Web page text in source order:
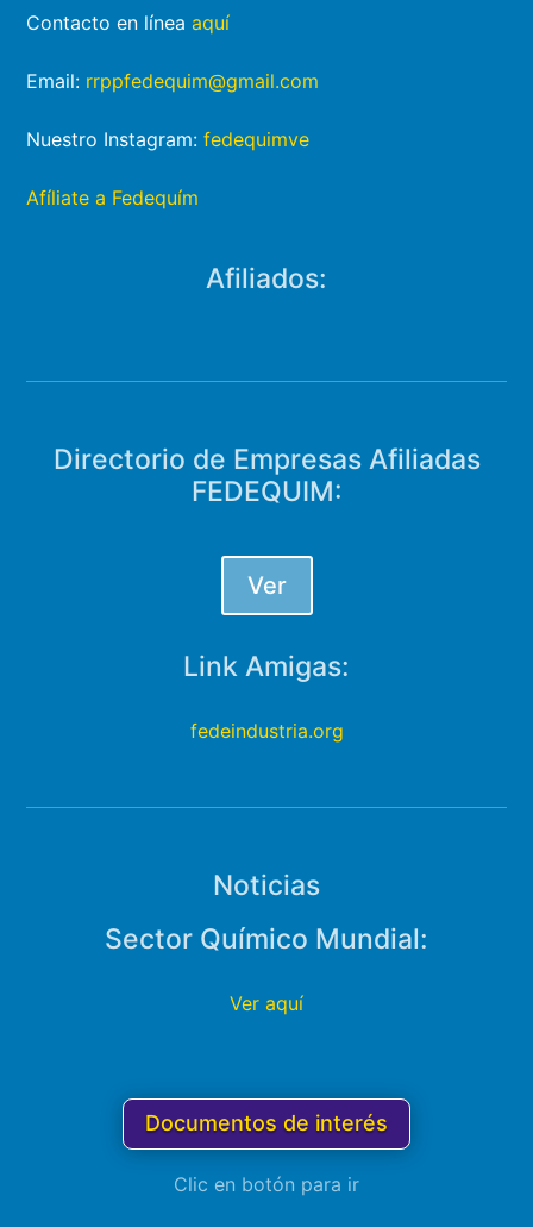
Contacto en líneaaquí
Email: rrppfedequim@gmail.com
Nuestro Instagram:fedequimve
Afíliate a Fedequím
Afiliados:
Directorio de Empresas Afiliadas
FEDEQUIM:
Ver
Link Amigas:
fedeindustria.org
Noticias
Sector Químico Mundial:
Ver aquí
Documentos de interés
Clic en botón para ir